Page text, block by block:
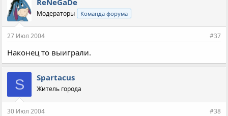
ReNeGaDe
Модераторы Команда форума
27 Июл 2004 #37
Наконец то выиграли.
S Spartacus
Житель города
30 Июл 2004 #38